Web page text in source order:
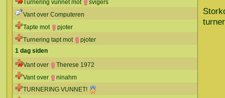
Turnering vunnet mot
svigers
Vant over Computeren
Tapte mot
pjoter
Turnering tapt mot
pjoter
1 dag siden
Vant over
Therese 1972
Vant over
ninahm
TURNERING VUNNET!